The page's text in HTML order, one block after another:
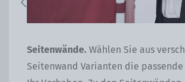
Seitenwände. Wählen Sie aus
Seitenwand Varianten die passende